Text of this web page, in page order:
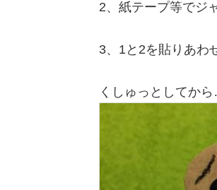
2、紙テープ等でジ
3、1と2を貼りあわ
くしゅっとしてか